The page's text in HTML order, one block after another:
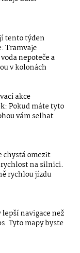
tento týden
Tramvaje
nepoteče a
v kolonách
akce
Pokud máte tyto
vám selhat
chystá omezit
na silnici.
rychlou jízdu
navigace než
Tyto mapy byste